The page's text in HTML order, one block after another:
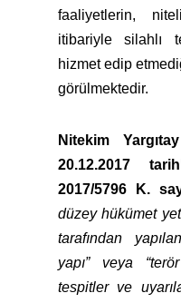
faaliyetlerin,
itibariyle silahlı
hizmet edip
görülmektedir.
Nitekim
20.12.2017
2017/5796 K.
düzey hükümet
tarafından
yapı” veya
tespitler ve